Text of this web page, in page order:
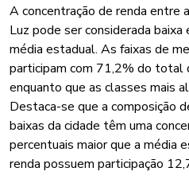
A concentração de renda entre
Luz pode ser considerada
média estadual. As faixas de
participam com 71,2% do total
enquanto que as classes mais
Destaca-se que a composição
baixas da cidade têm uma
percentuais maior que a média
renda possuem participação